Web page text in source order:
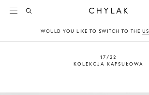
Open
Search
WOULD YOU LIKE TO SWITCH TO THE US
17/22
KOLEKCJA KAPSUŁOWA